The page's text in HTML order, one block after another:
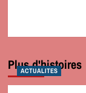
Plus d'histoires
ACTUALITES